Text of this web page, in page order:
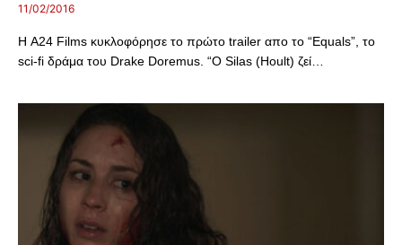
11/02/2016
Η A24 Films κυκλοφόρησε το πρώτο trailer απο το “Equals”, τo
sci-fi δράμα του Drake Doremus. “Ο Silas (Hoult) ζεί…